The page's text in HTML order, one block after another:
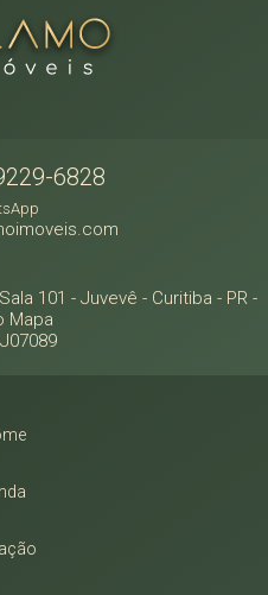
6828
101 - Juvevê - Curitiba - PR -
Mapa